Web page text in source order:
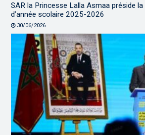
SAR la Princesse Lalla Asmaa préside
d’année scolaire 2025-2026
30/06/2026